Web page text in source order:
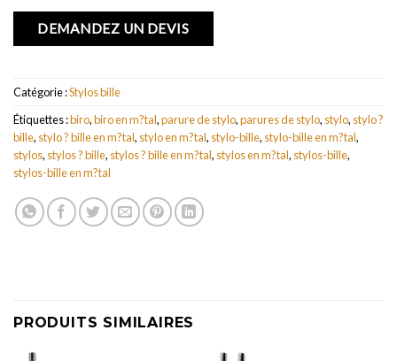
DEMANDEZ UN DEVIS
Catégorie :Stylos bille
Étiquettes :biro,biro en m?tal,parure de stylo,parures de stylo, stylo, stylo ?
bille, stylo ? bille en m?tal, stylo en m?tal, stylo-bille, stylo-bille en m?tal,
stylos, stylos ? bille, stylos ? bille en m?tal, stylos en m?tal, stylos-bille,
stylos-bille en m?tal
PRODUITS SIMILAIRES